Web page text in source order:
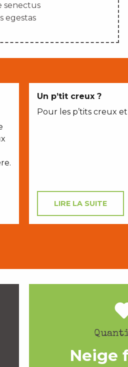
senectus
egestas
Un p’tit creux ?
Pour les p’tits creux
LIRE LA SUITE
Neige